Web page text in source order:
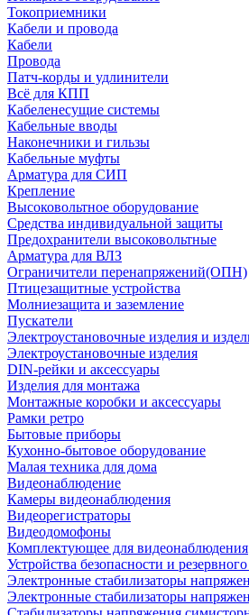
Токоприемники
Кабели и провода
Кабели
Провода
Патч-корды и удлинители
Всё для КПП
Кабеленесущие системы
Кабельные вводы
Наконечники и гильзы
Кабельные муфты
Арматура для СИП
Крепление
Высоковольтное оборудование
Средства индивидуальной защиты
Предохранители высоковольтные
Арматура для ВЛЗ
Ограничители перенапряжений(ОПН)
Птицезащитные устройства
Молниезащита и заземление
Пускатели
Электроустановочные изделия и
Электроустановочные изделия
DIN-рейки и аксессуары
Изделия для монтажа
Монтажные коробки и аксессуары
Рамки ретро
Бытовые приборы
Кухонно-бытовое оборудование
Малая техника для дома
Видеонаблюдение
Камеры видеонаблюдения
Видеорегистраторы
Видеодомофоны
Комплектующее для видеонаблюдения
Устройства безопасности и
Электронные стабилизаторы
Электронные стабилизаторы